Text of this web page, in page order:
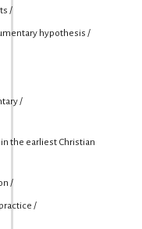
/
hypothesis /
/
the earliest Christian
/
/